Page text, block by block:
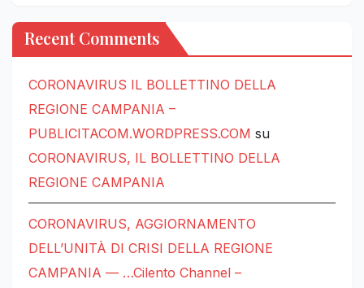
Recent Comments
CORONAVIRUS IL BOLLETTINO DELLA
REGIONE CAMPANIA –
PUBLICITACOM.WORDPRESS.COM su
CORONAVIRUS, IL BOLLETTINO DELLA
REGIONE CAMPANIA
CORONAVIRUS, AGGIORNAMENTO
DELL’UNITÀ DI CRISI DELLA REGIONE
CAMPANIA — …Cilento Channel –